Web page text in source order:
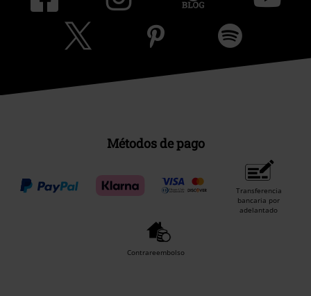
Métodos de pago
Transferencia
bancaria por
adelantado
Contrareembolso